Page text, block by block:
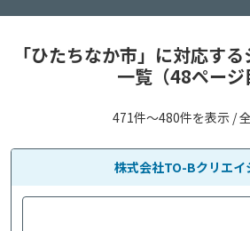
「ひたちなか市」に対応す
一覧（48ページ
471件〜480件を表示 /
株式会社TO-Bクリエイ